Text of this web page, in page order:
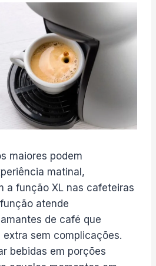
maiores podem
matinal,
a função XL nas cafeteiras
atende
de café que
extra sem complicações.
bebidas em porções